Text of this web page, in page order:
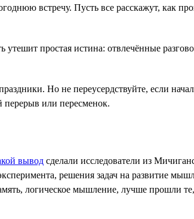
встречу. Пусть все расскажут, как
утешит простая истина: отвлечённые
Но не переусердствуйте, если
перерыв или пересменок.
вывод сделали исследователи из
решения задач на развитие
логическое мышление, лучше прошли